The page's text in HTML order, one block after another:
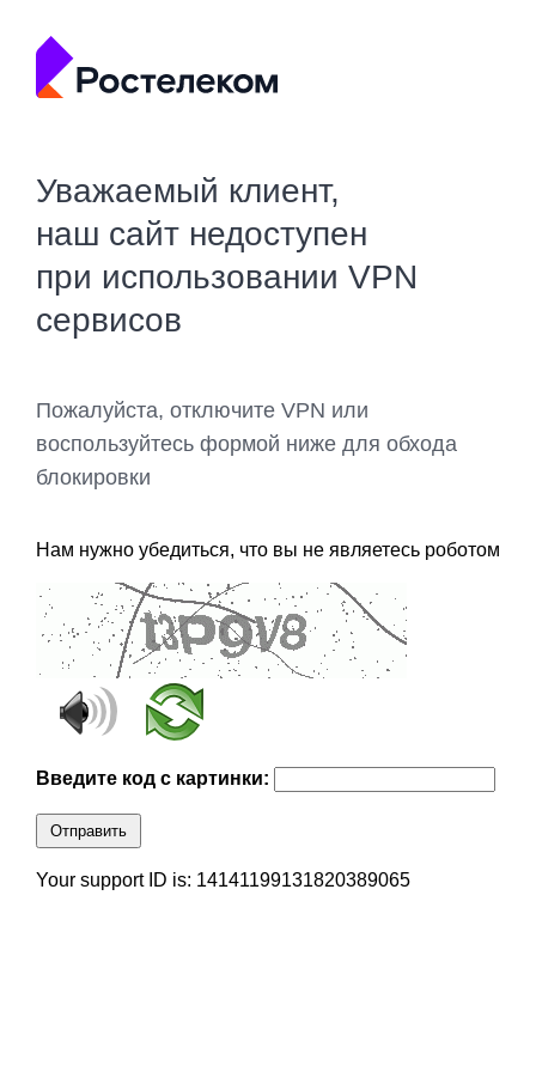
Уважаемый клиент,
наш сайт недоступен
при использовании VPN
сервисов
Пожалуйста, отключите VPN или
воспользуйтесь формой ниже для обхода
блокировки
Нам нужно убедиться, что вы не являетесь роботом
Введите код с картинки:
Отправить
Your support ID is: 14141199131820389065